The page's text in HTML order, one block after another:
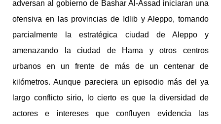
adversan al gobierno de Bashar Al-Assad iniciaran una
ofensiva en las provincias de Idlib y Aleppo, tomando
parcialmente la estratégica ciudad de Aleppo y
amenazando la ciudad de Hama y otros centros
urbanos en un frente de más de un centenar de
kilómetros. Aunque pareciera un episodio más del ya
largo conflicto sirio, lo cierto es que la diversidad de
actores e intereses que confluyen evidencia las